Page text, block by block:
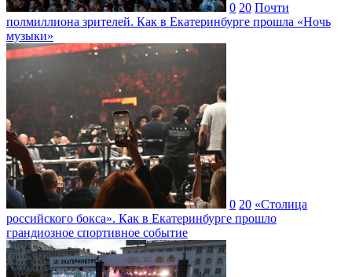
0 20 Почти
полмиллиона зрителей. Как в Екатеринбурге прошла «Ночь
музыки»
0 20 «Столица
российского бокса». Как в Екатеринбурге прошло
грандиозное спортивное событие